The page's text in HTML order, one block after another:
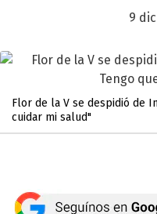
9
Flor de la V se despidió de
cuidar mi salud"